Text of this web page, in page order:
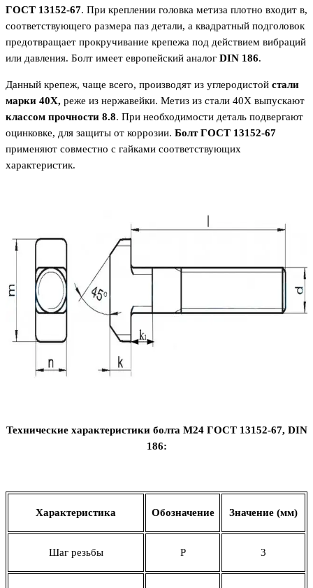
ГОСТ 13152-67. При креплении головка метиза плотно входит в,
соответствующего размера паз детали, а квадратный подголовок
предотвращает прокручивание крепежа под действием вибраций
или давления. Болт имеет европейский аналог DIN 186.
Данный крепеж, чаще всего, производят из углеродистой стали
марки 40Х, реже из нержавейки. Метиз из стали 40Х выпускают
классом прочности 8.8. При необходимости деталь подвергают
оцинковке, для защиты от коррозии. Болт ГОСТ 13152-67
применяют совместно с гайками соответствующих
характеристик.
Технические характеристики болта М24 ГОСТ 13152-67, DIN
186:
Характеристика Обозначение Значение (мм)
Шаг резьбы P 3